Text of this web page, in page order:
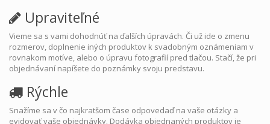
Upraviteľné
Vieme sa s vami dohodnúť na ďalších úpravách. Či už ide o zmenu
rozmerov, doplnenie iných produktov k svadobným oznámeniam v
rovnakom motíve, alebo o úpravu fotografií pred tlačou. Stačí, že pri
objednávaní napíšete do poznámky svoju predstavu.
Rýchle
Snažíme sa v čo najkratšom čase odpovedaď na vaše otázky a
evidovať vaše objednávky. Dodávka objednaných produktov je